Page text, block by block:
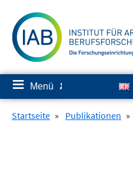
zum
Inhalt
≡ Menü ✘
Startseite » Publikationen »